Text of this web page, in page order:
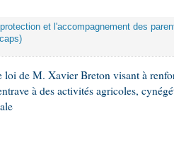
lois
et l'accompagnement des
loi de M. Xavier Breton visant à
à des activités agricoles,